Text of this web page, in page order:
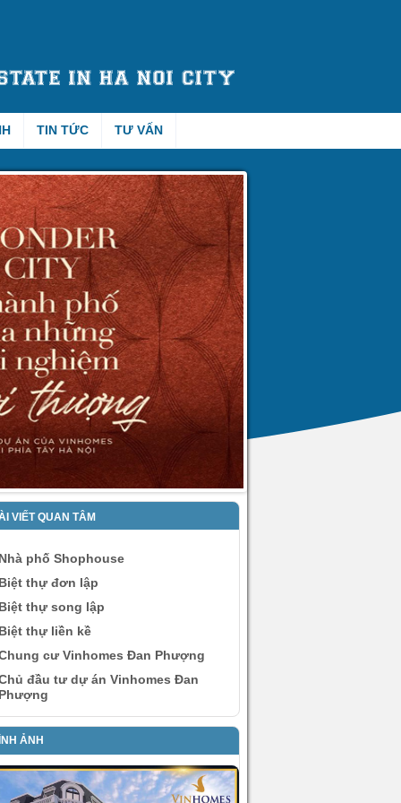
TIN TỨC TƯ VẤN
VIẾT QUAN TÂM
phố Shophouse
thự đơn lập
thự song lập
thự liền kề
cư Vinhomes Đan Phượng
đầu tư dự án Vinhomes Đan
ẢNH